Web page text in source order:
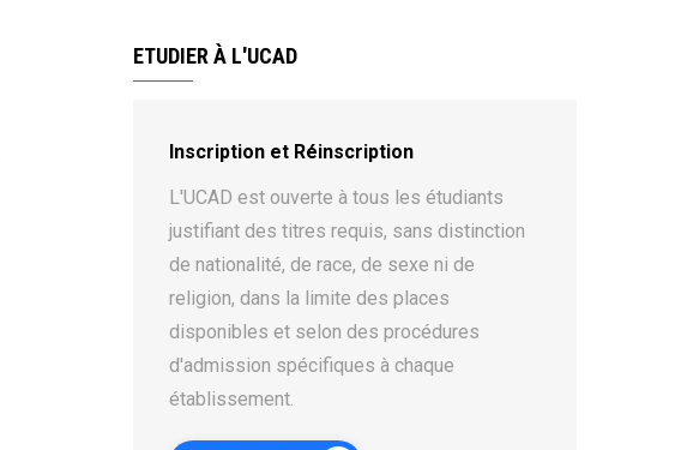
ETUDIER À L'UCAD
Inscription et Réinscription
L'UCAD est ouverte à tous les étudiants
justifiant des titres requis, sans distinction
de nationalité, de race, de sexe ni de
religion, dans la limite des places
disponibles et selon des procédures
d'admission spécifiques à chaque
établissement.